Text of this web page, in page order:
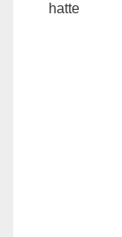
hatte